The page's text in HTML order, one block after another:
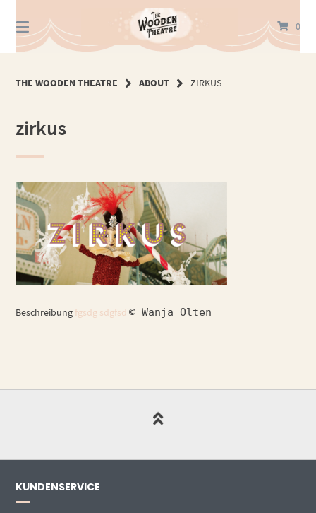
zum
Inhalt
0
THE WOODEN THEATRE ABOUT ZIRKUS
zirkus
Beschreibung fgsdg sdgfsd © Wanja Olten
KUNDENSERVICE